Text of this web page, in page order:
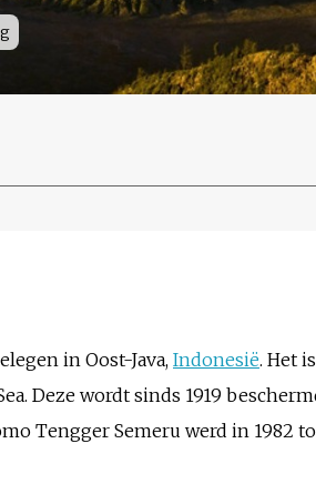
in Oost-Java, Indonesië. Het
Deze wordt sinds 1919
Tengger Semeru werd in 1982